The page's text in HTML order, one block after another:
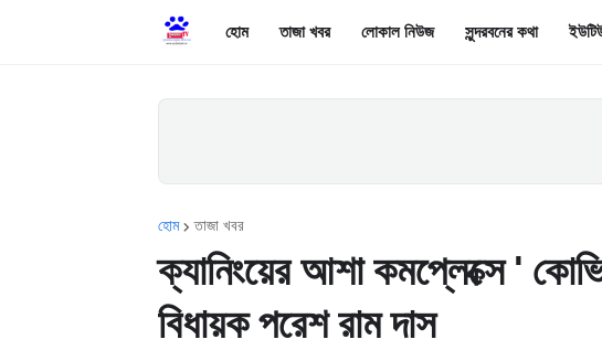
হোম তাজা খবর লোকাল নিউজ সুন্দরবনের কথা
হোম তাজা খবর
ক্যানিংয়ের আশা কমপ্লেক্সে '
বিধায়ক পরেশ রাম দাস